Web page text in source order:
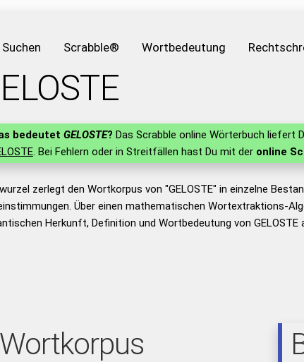
Suchen Scrabble® Wortbedeutung
bedeutet GELOSTE? Das Scrabble online Wörterbuch liefert
. Bei Fehlern oder in Streitfällen hast Du mit der online
zerlegt den Wortkorpus von "GELOSTE" in einzelne
Über einen mathematischen Wortextraktions-
Herkunft, Definition und Wortbedeutung von GELOSTE
Wortkorpus